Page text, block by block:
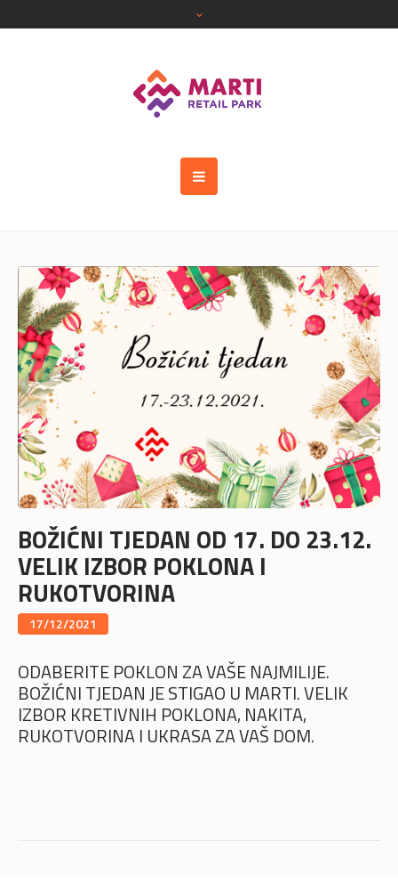
BOŽIĆNI TJEDAN OD 17. DO 23.12.
VELIK IZBOR POKLONA I
RUKOTVORINA
17/12/2021
ODABERITE POKLON ZA VAŠE NAJMILIJE.
BOŽIĆNI TJEDAN JE STIGAO U MARTI. VELIK
IZBOR KRETIVNIH POKLONA, NAKITA,
RUKOTVORINA I UKRASA ZA VAŠ DOM.